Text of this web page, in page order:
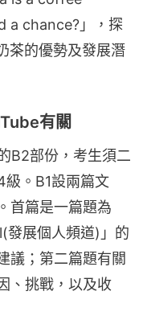
a chance?」，探
茶的優勢及發展潛
有關
B2部份，考生須二
級。B1設兩篇文
首篇是一篇題為
發展個人頻道)」的
議；第二篇題有關
、挑戰，以及收